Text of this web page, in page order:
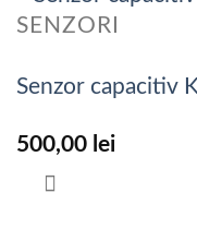
SENZORI
Senzor capacitiv
500,00 lei